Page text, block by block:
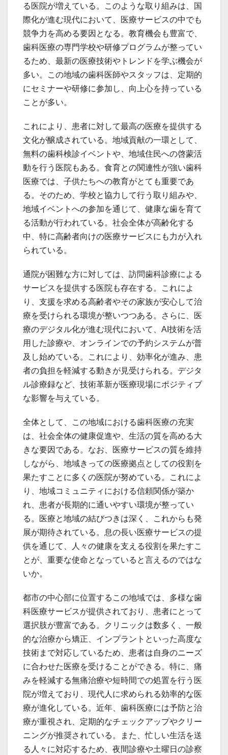
る医院が増えている。このような取り組みは、国
際化が進む現代において、医療サービスの中でも
競争力を高める要因となる。教育機会も豊富で、
歯科医療の専門学校や研修プログラムが整ってい
るため、最新の医療技術やトレンドを学ぶ機会が
多い。この地域の歯科医師やスタッフは、定期的
にセミナーや研修に参加し、向上心を持っている
ことが多い。
これにより、患者に対して最高の医療を提供する
文化が醸成されている。地域貢献の一環として、
無料の歯科検診イベントや、地域住民への啓蒙活
動を行う医院もある。食育との関連性が強い歯科
医療では、子供たちへの教育がとても重要であ
る。そのため、学校と協力して行う取り組みや、
地域イベントへの参加を通じて、健康な歯を育て
る活動が行われている。社会全体が高齢化する
中、特に高齢者向けの医療サービスにも力が入れ
られている。
通院が困難な方に対しては、訪問歯科診療による
サービスを提供する医院も存在する。これによ
り、支援を求める高齢者やその家族が安心して治
療を受けられる環境が整いつつある。さらに、医
療のデジタル化が進む現代において、AI技術を活
用した診療や、オンラインでの予約システムが普
及し始めている。これにより、効率化が進み、患
者の負担を軽減する動きが見受けられる。デジタ
ル診療録など、技術革新が医療現場にポジティブ
な影響を与えている。
全体として、この地域における歯科医療の充実
は、社会全体の健康促進や、生活の質を高める大
きな要因である。なお、医療サービスの質を維持
しながら、地域きっての医療拠点としての役割を
果たすことに多くの医院が努めている。これによ
り、地域コミュニティにおける信頼関係が築か
れ、患者が長期的に通いやすい環境が整ってい
る。医療と地域の結びつきは深く、これからも発
展が期待されている。息の長い医療サービスの提
供を通じて、人々の健康を支える役割を果たすこ
とが、重要な使命となっていると言えるのではな
いか。
都市の中心部に位置するこの地域では、多様な歯
科医療サービスが提供されており、患者にとって
選択肢が豊富である。クリニックは数多く、一般
的な治療から矯正、インプラントといった高度な
技術まで対応しているため、患者は自身のニーズ
に合わせた医療を受けることができる。特に、痛
みを軽減する無痛治療や短時間での処置を行う医
院が増えており、現代人に求められる効率的な医
療が進化している。近年、歯科医療には予防と治
療が重視され、定期的なチェックアップやクリー
ニングが推奨されている。また、忙しい生活を送
る人々に対応するため、夜間診療や土曜日の診察